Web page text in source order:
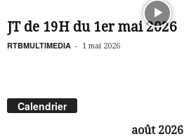
JT de 19H du 1er mai 2026
RTBMULTIMEDIA - 1 mai 2026
Calendrier
août 2026